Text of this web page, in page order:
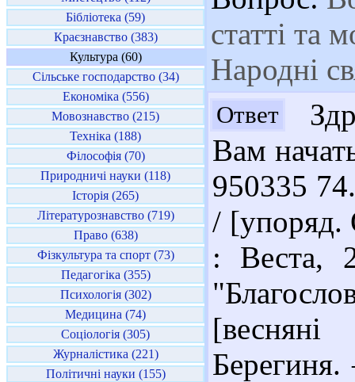
Бібліотека (59)
Краєзнавство (383)
Культура (60)
Сільське господарство (34)
Економіка (556)
Мовознавство (215)
Техніка (188)
Філософія (70)
Природничі науки (118)
Історія (265)
Літературознавство (719)
Право (638)
Фізкультура та спорт (73)
Педагогіка (355)
Психологія (302)
Медицина (74)
Соціологія (305)
Журналістика (221)
Політичні науки (155)
статті та
Народні
Ответ
Вам
950335
/ [упоряд.
: Веста,